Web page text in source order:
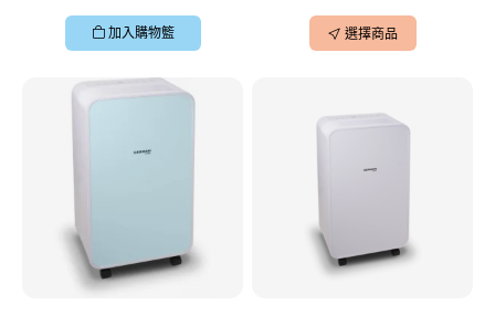
加入購物籃 選擇商品